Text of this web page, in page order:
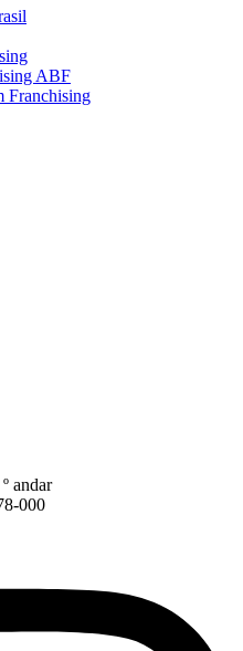
ABF
Franchising
andar
000